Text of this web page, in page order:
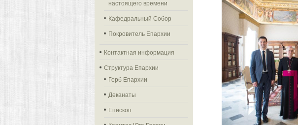
настоящего времени
Кафедральный Собор
Покровитель Епархии
Контактная информация
Структура Епархии
Герб Епархии
Деканаты
Епископ